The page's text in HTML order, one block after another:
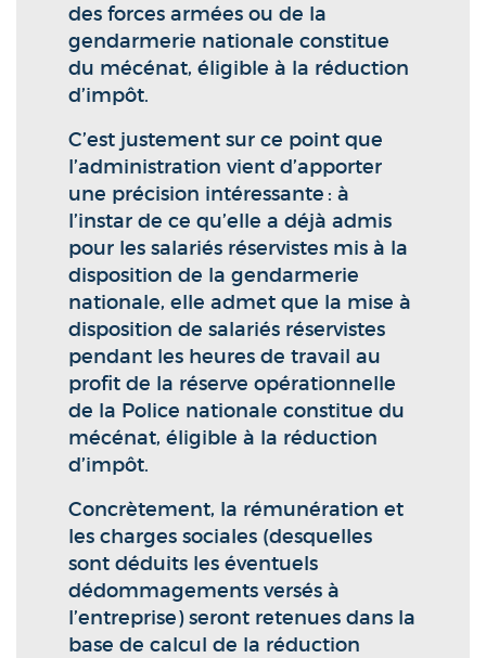
des forces armées ou de la
gendarmerie nationale constitue
du mécénat, éligible à la réduction
d’impôt.
C’est justement sur ce point que
l’administration vient d’apporter
une précision intéressante : à
l’instar de ce qu’elle a déjà admis
pour les salariés réservistes mis à la
disposition de la gendarmerie
nationale, elle admet que la mise à
disposition de salariés réservistes
pendant les heures de travail au
profit de la réserve opérationnelle
de la Police nationale constitue du
mécénat, éligible à la réduction
d’impôt.
Concrètement, la rémunération et
les charges sociales (desquelles
sont déduits les éventuels
dédommagements versés à
l’entreprise) seront retenues dans la
base de calcul de la réduction